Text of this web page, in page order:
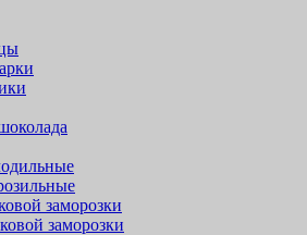
заморозки
заморозки